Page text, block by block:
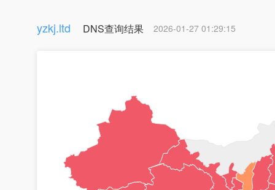
yzkj.ltd DNS查询结果 2026-01-27 01:29:15